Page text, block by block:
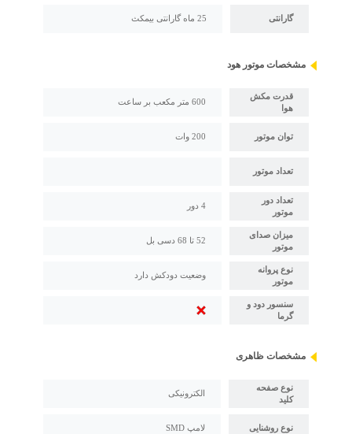
گارانتی 25 ماه گارانتی بیمکث
مشخصات موتور هود
قدرت مکش
هوا
600 متر مکعب بر ساعت
توان موتور 200 وات
تعداد موتور
تعداد دور
موتور
4 دور
میزان صدای
موتور
52 تا 68 دسی بل
نوع پروانه
موتور
وضعیت دودکش دارد
سنسور دود و
گرما
مشخصات ظاهری
نوع صفحه
کلید
الکترونیکی
نوع روشنایی لامپ SMD